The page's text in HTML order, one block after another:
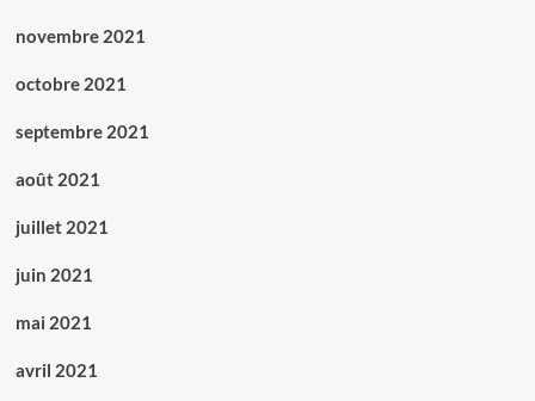
novembre 2021
octobre 2021
septembre 2021
août 2021
juillet 2021
juin 2021
mai 2021
avril 2021